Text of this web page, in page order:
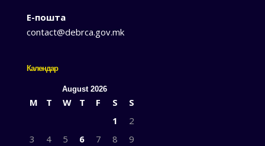
Е-пошта
contact@debrca.gov.mk
Календар
August 2026
M T W T F S
S
1
2
3
4 5 6 7 8
9